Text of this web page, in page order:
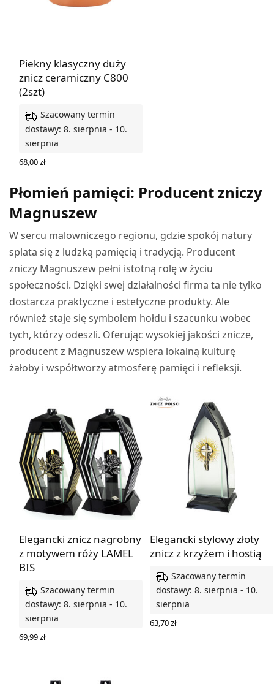
Piekny klasyczny duży
znicz ceramiczny C800
(2szt)
Szacowany termin
dostawy: 8. sierpnia - 10.
sierpnia
68,00zł
Płomień pamięci: Producent zniczy
Magnuszew
W sercu malowniczego regionu, gdzie spokój natury
splata się z ludzką pamięcią i tradycją. Producent
zniczy Magnuszew pełni istotną rolę w życiu
społeczności. Dzięki swej działalności firma ta nie tylko
dostarcza praktyczne i estetyczne produkty. Ale
również staje się symbolem hołdu i szacunku wobec
tych, którzy odeszli. Oferując wysokiej jakości znicze,
producent z Magnuszew wspiera lokalną kulturę
żałoby i współtworzy atmosferę pamięci i refleksji.
Elegancki znicz nagrobny
z motywem róży LAMEL
BIS
Szacowany termin
dostawy: 8. sierpnia - 10.
sierpnia
69,99zł
Elegancki stylowy złoty
znicz z krzyżem i hostią
Szacowany termin
dostawy: 8. sierpnia - 10.
sierpnia
63,70zł